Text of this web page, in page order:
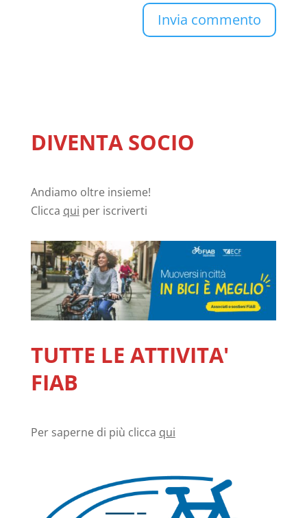
DIVENTA SOCIO
Andiamo oltre insieme!
Clicca qui per iscriverti
TUTTE LE ATTIVITA'
FIAB
Per saperne di più clicca qui